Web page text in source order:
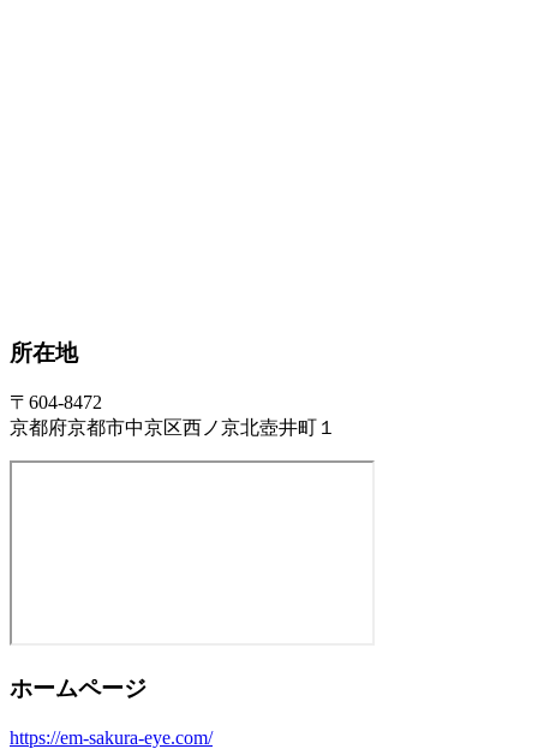
所在地
〒604-8472
京都府京都市中京区西ノ京北壺井町１
ホームページ
https://em-sakura-eye.com/